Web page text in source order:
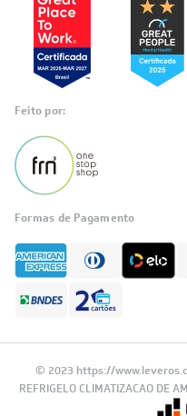
Feito por:
Formas de Pagamento
© 2023 https://
REFRIGELO CLIMATIZACAO DE